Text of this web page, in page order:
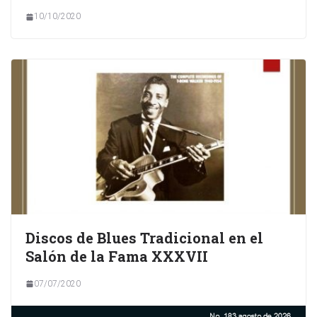
10/10/2020
Discos de Blues Tradicional en el
Salón de la Fama XXXVII
07/07/2020